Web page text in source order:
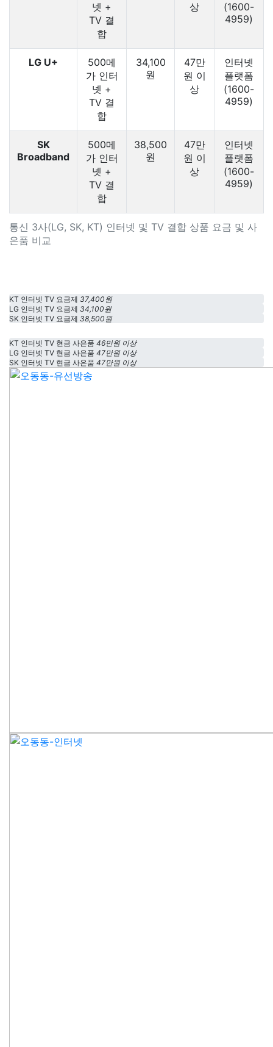
통신 3사(LG, SK, KT) 인터넷 및 TV 결합 상품 요금 및 사
은품 비교
넷 +
TV 결
합
상
(1600-
4959)
LG U+
500메
가 인터
넷 +
TV 결
합
34,100
원
47만
원 이
상
인터넷
플랫폼
(1600-
4959)
SK
Broadband
500메
가 인터
넷 +
TV 결
합
38,500
원
47만
원 이
상
인터넷
플랫폼
(1600-
4959)
KT 인터넷 TV 요금제 37,400원
LG 인터넷 TV 요금제 34,100원
SK 인터넷 TV 요금제 38,500원
KT 인터넷 TV 현금 사은품 46만원 이상
LG 인터넷 TV 현금 사은품 47만원 이상
SK 인터넷 TV 현금 사은품 47만원 이상